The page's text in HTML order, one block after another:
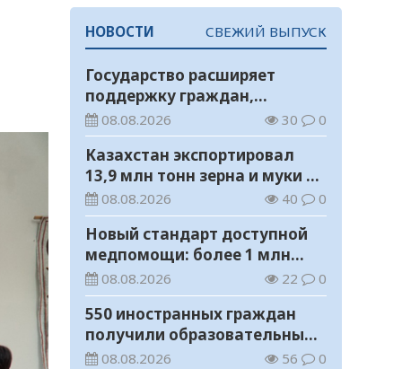
НОВОСТИ СВЕЖИЙ ВЫПУСК
Государство расширяет
поддержку граждан,
переезжающих в новые
регионы для работы
08.08.2026 30 0
Казахстан экспортировал
13,9 млн тонн зерна и муки в
зерновом эквиваленте
08.08.2026 40 0
Новый стандарт доступной
медпомощи: более 1 млн
казахстанцев получили
телемедицинские услуги
08.08.2026 22 0
550 иностранных граждан
получили образовательные
гранты для обучения в
08.08.2026 56 0